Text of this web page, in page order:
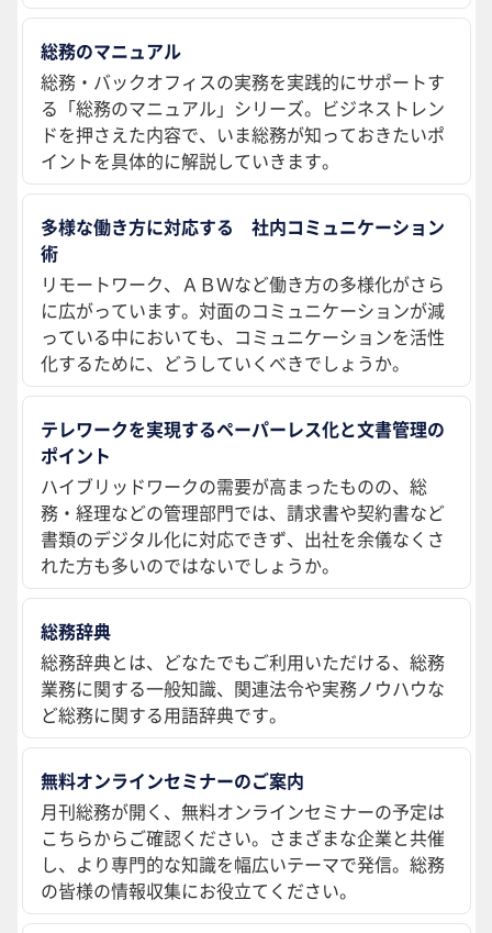
総務のマニュアル
総務・バックオフィスの実務を実践的にサポートす
る「総務のマニュアル」シリーズ。ビジネストレン
ドを押さえた内容で、いま総務が知っておきたいポ
イントを具体的に解説していきます。
多様な働き方に対応する 社内コミュニケーション
術
リモートワーク、ＡＢＷなど働き方の多様化がさら
に広がっています。対面のコミュニケーションが減
っている中においても、コミュニケーションを活性
化するために、どうしていくべきでしょうか。
テレワークを実現するペーパーレス化と文書管理の
ポイント
ハイブリッドワークの需要が高まったものの、総
務・経理などの管理部門では、請求書や契約書など
書類のデジタル化に対応できず、出社を余儀なくさ
れた方も多いのではないでしょうか。
総務辞典
総務辞典とは、どなたでもご利用いただける、総務
業務に関する一般知識、関連法令や実務ノウハウな
ど総務に関する用語辞典です。
無料オンラインセミナーのご案内
月刊総務が開く、無料オンラインセミナーの予定は
こちらからご確認ください。さまざまな企業と共催
し、より専門的な知識を幅広いテーマで発信。総務
の皆様の情報収集にお役立てください。